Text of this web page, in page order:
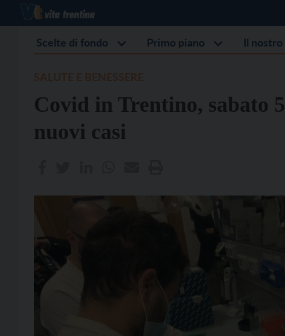
Scelte di fondo Primo piano Il
Covid in Trentino, sabato
nuovi casi